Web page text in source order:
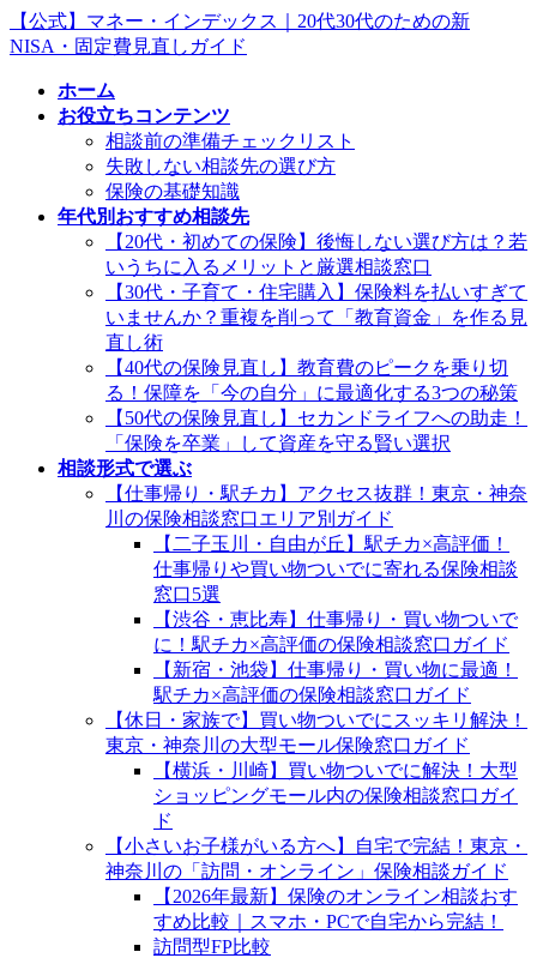
コ
ン
ナ
ビ
【公式】マネー・インデックス｜20代30代のための新
NISA・固定費見直しガイド
ホーム
お役立ちコンテンツ
相談前の準備チェックリスト
失敗しない相談先の選び方
保険の基礎知識
年代別おすすめ相談先
【20代・初めての保険】後悔しない選び方は？若
いうちに入るメリットと厳選相談窓口
【30代・子育て・住宅購入】保険料を払いすぎて
いませんか？重複を削って「教育資金」を作る見
直し術
【40代の保険見直し】教育費のピークを乗り切
る！保障を「今の自分」に最適化する3つの秘策
【50代の保険見直し】セカンドライフへの助走！
「保険を卒業」して資産を守る賢い選択
相談形式で選ぶ
【仕事帰り・駅チカ】アクセス抜群！東京・神奈
川の保険相談窓口エリア別ガイド
【二子玉川・自由が丘】駅チカ×高評価！
仕事帰りや買い物ついでに寄れる保険相談
窓口5選
【渋谷・恵比寿】仕事帰り・買い物ついで
に！駅チカ×高評価の保険相談窓口ガイド
【新宿・池袋】仕事帰り・買い物に最適！
駅チカ×高評価の保険相談窓口ガイド
【休日・家族で】買い物ついでにスッキリ解決！
東京・神奈川の大型モール保険窓口ガイド
【横浜・川崎】買い物ついでに解決！大型
ショッピングモール内の保険相談窓口ガイ
ド
【小さいお子様がいる方へ】自宅で完結！東京・
神奈川の「訪問・オンライン」保険相談ガイド
【2026年最新】保険のオンライン相談おす
すめ比較｜スマホ・PCで自宅から完結！
訪問型FP比較